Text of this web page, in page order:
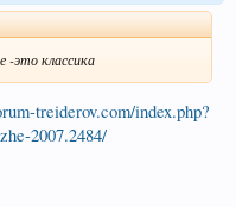
-это классика
treiderov.com/index.php?
2007.2484/